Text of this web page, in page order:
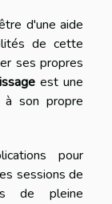
d'une aide
de cette
ses propres
est une
à son propre
pour
sessions de
de pleine